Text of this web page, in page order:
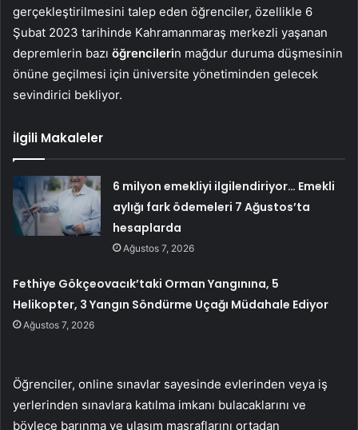
gerçekleştirilmesini talep eden öğrenciler, özellikle 6
Şubat 2023 tarihinde Kahramanmaraş merkezli yaşanan
depremlerin bazı öğrencilerin mağdur duruma düşmesinin
önüne geçilmesi için üniversite yönetiminden gelecek
sevindirici bekliyor.
İlgili Makaleler
6 milyon emekliyi ilgilendiriyor… Emekli
aylığı fark ödemeleri 7 Ağustos’ta
hesaplarda
Ağustos 7, 2026
Fethiye Gökçeovacık’taki Orman Yangınına, 5
Helikopter, 3 Yangın Söndürme Uçağı Müdahale Ediyor
Ağustos 7, 2026
Öğrenciler, online sınavlar sayesinde evlerinden veya iş
yerlerinden sınavlara katılma imkanı bulacaklarını ve
böylece barınma ve ulaşım masraflarını ortadan